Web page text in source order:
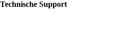
Technische Support